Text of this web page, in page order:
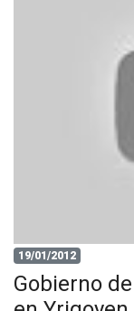
19/01/2012
Gobierno